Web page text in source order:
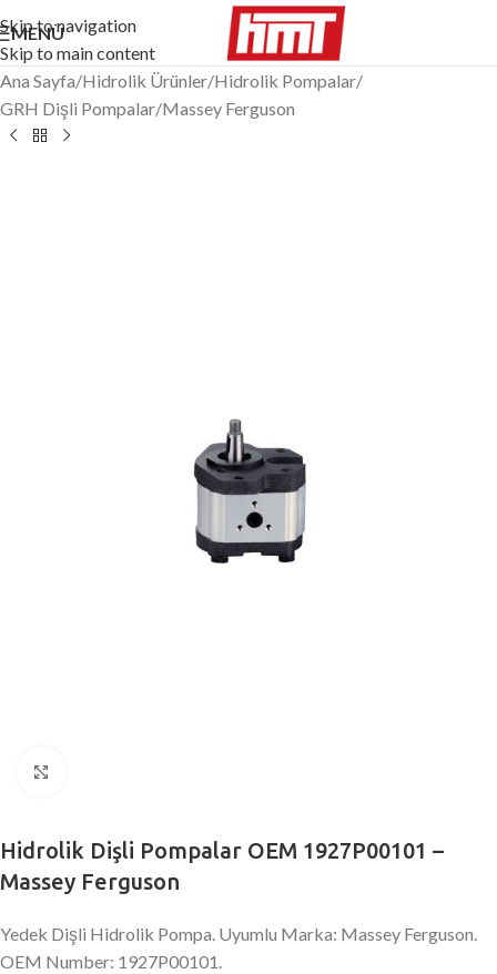
Skip to navigation
Skip to main content
MENÜ
Ana Sayfa/Hidrolik Ürünler/Hidrolik Pompalar/
GRH Dişli Pompalar/Massey Ferguson
Hidrolik Dişli Pompalar OEM 1927P00101 –
Massey Ferguson
Yedek Dişli Hidrolik Pompa. Uyumlu Marka: Massey Ferguson.
OEM Number: 1927P00101.